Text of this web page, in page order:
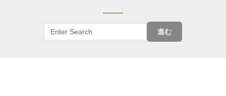
進む